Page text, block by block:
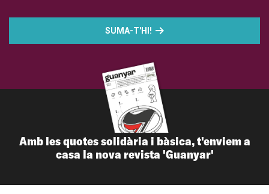
SUMA-T'HI!
Amb les quotes solidària i bàsica, t'enviem a
casa la nova revista 'Guanyar'